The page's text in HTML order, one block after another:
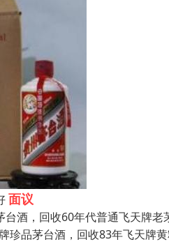
面议
台酒，回收60年代普通飞天牌
珍品茅台酒，回收83年飞天牌